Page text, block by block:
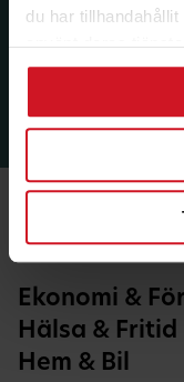
du har
använt deras
Ekonomi &
Hälsa & Fritid
Hem & Bil